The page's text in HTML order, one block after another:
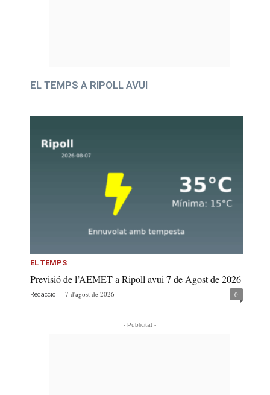
EL TEMPS A RIPOLL AVUI
EL TEMPS
Previsió de l’AEMET a Ripoll avui 7 de Agost de 2026
Redacció - 7 d'agost de 2026 0
- Publicitat -